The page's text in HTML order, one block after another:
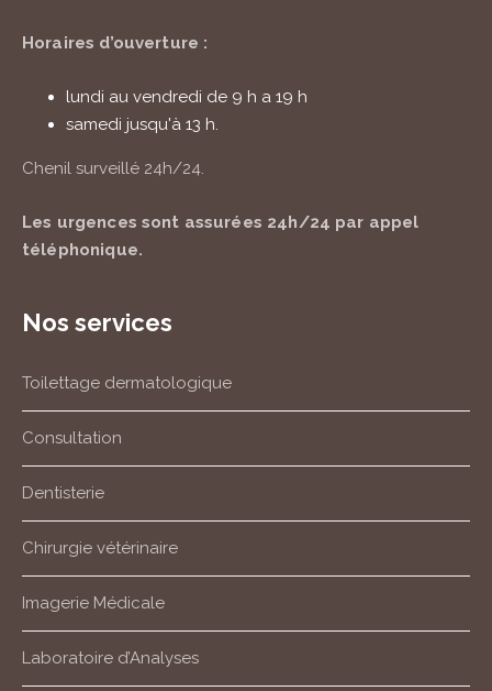
Horaires d’ouverture :
lundi au vendredi de 9 h a 19 h
samedi jusqu'à 13 h.
Chenil surveillé 24h/24.
Les urgences sont assurées 24h/24 par appel
téléphonique.
Nos services
Toilettage dermatologique
Consultation
Dentisterie
Chirurgie vétérinaire
Imagerie Médicale
Laboratoire d’Analyses